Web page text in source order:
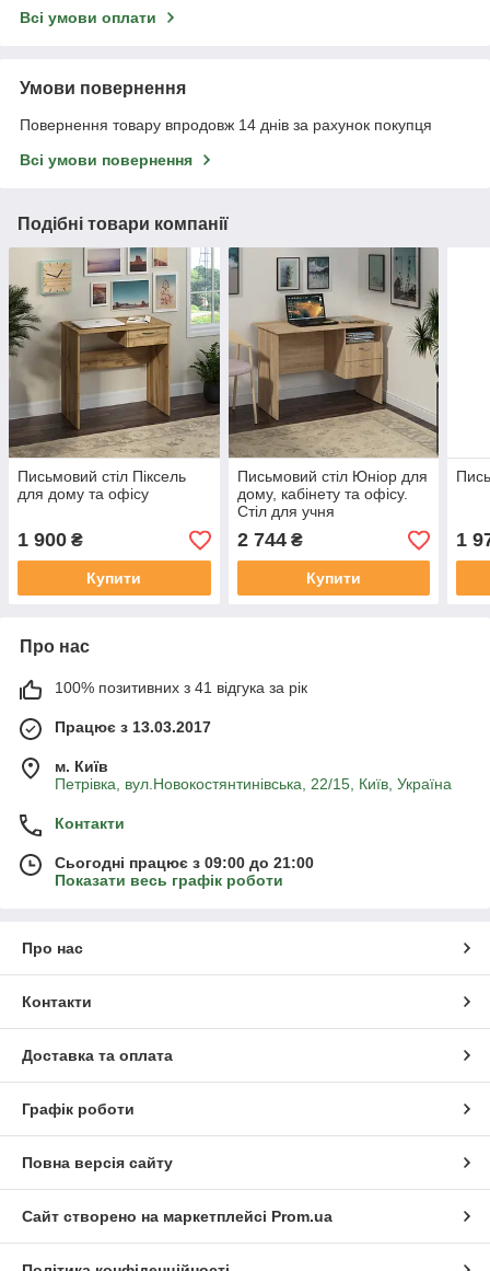
Всі умови оплати
Умови повернення
Повернення товару впродовж 14 днів за рахунок покупця
Всі умови повернення
Подібні товари компанії
Письмовий стіл Піксель
для дому та офісу
1 900 ₴
Купити
Письмовий стіл Юніор для
дому, кабінету та офісу.
Стіл для учня
2 744₴
Купити
1
Про нас
100% позитивних з 41 відгука за рік
Працює з 13.03.2017
м. Київ
Петрівка, вул.Новокостянтинівська, 22/15, Київ, Україна
Контакти
Сьогодні працює з 09:00 до 21:00
Показати весь графік роботи
Про нас
Контакти
Доставка та оплата
Графік роботи
Повна версія сайту
Сайт створено на маркетплейсі Prom.ua